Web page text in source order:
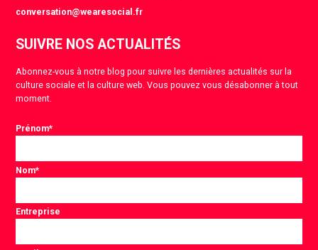
conversation@wearesocial.fr
SUIVRE NOS ACTUALITÉS
Abonnez-vous à notre blog pour suivre les dernières actualités sur la
culture sociale et la culture web. Vous pouvez vous désabonner à tout
moment.
Prénom*
Nom*
Entreprise